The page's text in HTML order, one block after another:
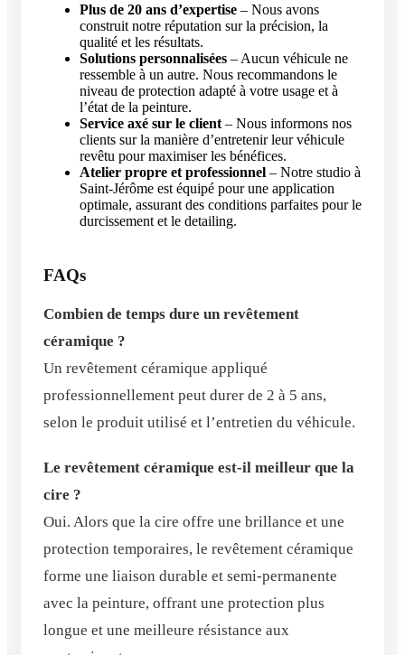
Plus de 20 ans d’expertise – Nous avons
construit notre réputation sur la précision, la
qualité et les résultats.
Solutions personnalisées – Aucun véhicule ne
ressemble à un autre. Nous recommandons le
niveau de protection adapté à votre usage et à
l’état de la peinture.
Service axé sur le client – Nous informons nos
clients sur la manière d’entretenir leur véhicule
revêtu pour maximiser les bénéfices.
Atelier propre et professionnel – Notre studio à
Saint-Jérôme est équipé pour une application
optimale, assurant des conditions parfaites pour le
durcissement et le detailing.
FAQs
Combien de temps dure un revêtement
céramique ?
Un revêtement céramique appliqué
professionnellement peut durer de 2 à 5 ans,
selon le produit utilisé et l’entretien du véhicule.
Le revêtement céramique est-il meilleur que la
cire ?
Oui. Alors que la cire offre une brillance et une
protection temporaires, le revêtement céramique
forme une liaison durable et semi-permanente
avec la peinture, offrant une protection plus
longue et une meilleure résistance aux